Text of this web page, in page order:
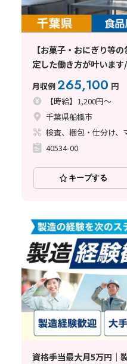
【お菓子・おにぎり等
定した働き方が叶いま
万円補助あり/東京近郊
月収例265,100 円
【時給】1,200円～
千葉県船橋市
40534-00
キープする
資格手当最大月5万円｜